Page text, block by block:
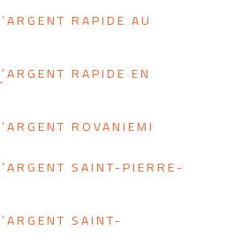
RAPIDE AU
RAPIDE EN
ROVANIEMI
SAINT-PIERRE-
SAINT-